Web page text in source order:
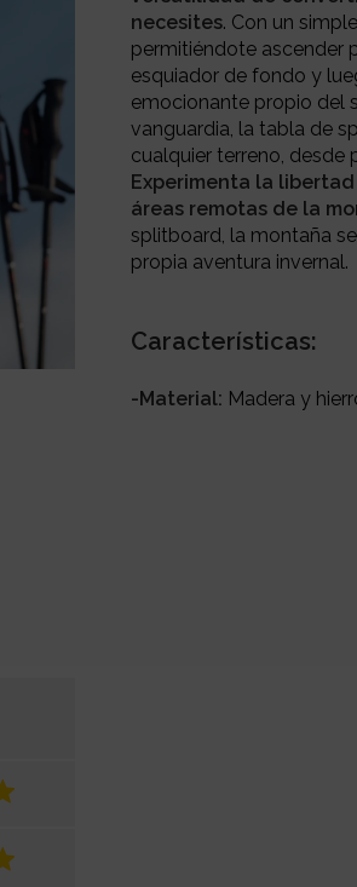
necesites. Con un
permitiéndote ascender
esquiador de fondo y
emocionante propio del
vanguardia, la tabla de
cualquier terreno,
Experimenta la
áreas remotas de la
splitboard, la montaña
propia aventura invernal.
Características:
-Material: Madera y